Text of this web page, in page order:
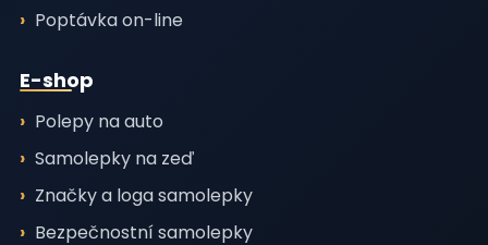
Poptávka on-line
E-shop
Polepy na auto
Samolepky na zeď
Značky a loga samolepky
Bezpečnostní samolepky